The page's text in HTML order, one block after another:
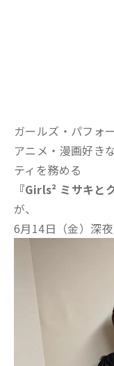
ガールズ・パフォ
アニメ・漫画好き
ティを務める
『Girls² ミサキと
が、
6月14日（金）深